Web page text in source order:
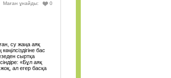
0
Маған ұнайды:
су жаңа аяқ
бас
сыртқа
«Бұл аяқ
ал егер басқа